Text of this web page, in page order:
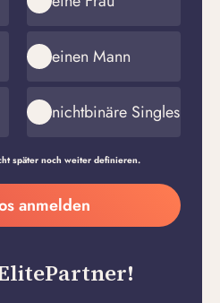
einen Mann
nichtbinäre Singles
später noch weiter definieren.
anmelden